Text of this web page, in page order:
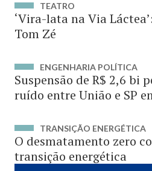
TEATRO
‘Vira-lata na Via
Tom Zé
ENGENHARIA POLÍTICA
Suspensão de R$ 2,6 bi
ruído entre União e SP
TRANSIÇÃO ENERGÉTICA
O desmatamento zero
transição energética